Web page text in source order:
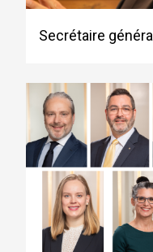
Secrétaire général